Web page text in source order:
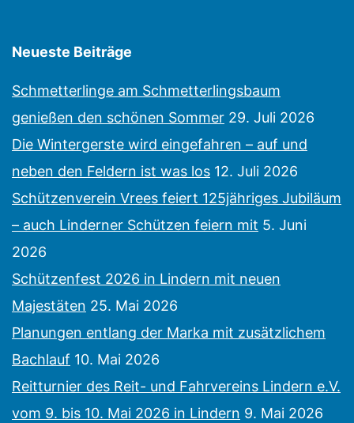
Neueste Beiträge
Schmetterlinge am Schmetterlingsbaum
genießen den schönen Sommer 29. Juli 2026
Die Wintergerste wird eingefahren – auf und
neben den Feldern ist was los 12. Juli 2026
Schützenverein Vrees feiert 125jähriges Jubiläum
– auch Linderner Schützen feiern mit 5. Juni
2026
Schützenfest 2026 in Lindern mit neuen
Majestäten 25. Mai 2026
Planungen entlang der Marka mit zusätzlichem
Bachlauf 10. Mai 2026
Reitturnier des Reit- und Fahrvereins Lindern e.V.
vom 9. bis 10. Mai 2026 in Lindern 9. Mai 2026